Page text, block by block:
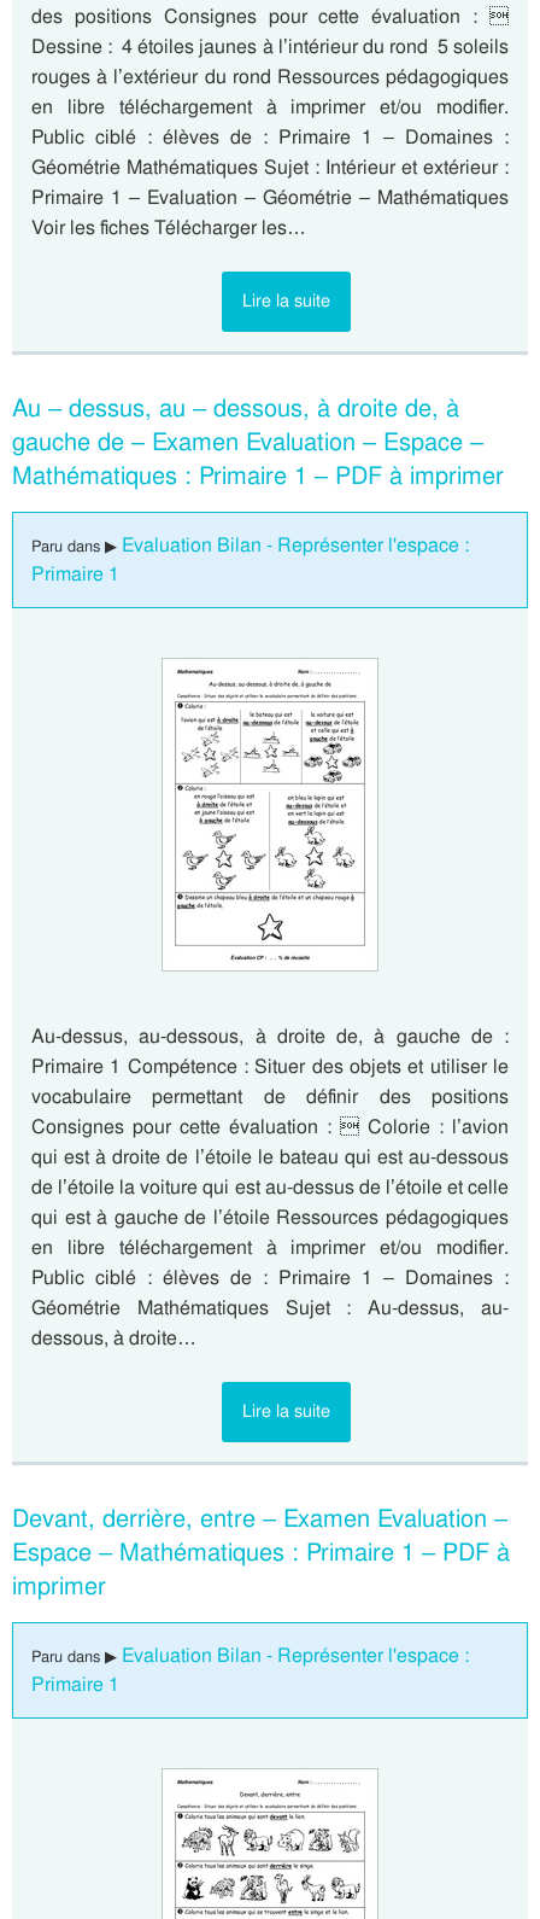
des positions Consignes pour cette évaluation : 
Dessine :  4 étoiles jaunes à l’intérieur du rond  5 soleils
rouges à l’extérieur du rond Ressources pédagogiques
en libre téléchargement à imprimer et/ou modifier.
Public ciblé : élèves de : Primaire 1 – Domaines :
Géométrie Mathématiques Sujet : Intérieur et extérieur :
Primaire 1 – Evaluation – Géométrie – Mathématiques
Voir les fiches Télécharger les…
Lire la suite
Au – dessus, au – dessous, à droite de, à
gauche de – Examen Evaluation – Espace –
Mathématiques : Primaire 1 – PDF à imprimer
Paru dans ▶ Evaluation Bilan - Représenter l'espace :
Primaire 1
Au-dessus, au-dessous, à droite de, à gauche de :
Primaire 1 Compétence : Situer des objets et utiliser le
vocabulaire permettant de définir des positions
Consignes pour cette évaluation :  Colorie : l’avion
qui est à droite de l’étoile le bateau qui est au-dessous
de l’étoile la voiture qui est au-dessus de l’étoile et celle
qui est à gauche de l’étoile Ressources pédagogiques
en libre téléchargement à imprimer et/ou modifier.
Public ciblé : élèves de : Primaire 1 – Domaines :
Géométrie Mathématiques Sujet : Au-dessus, au-
dessous, à droite…
Lire la suite
Devant, derrière, entre – Examen Evaluation –
Espace – Mathématiques : Primaire 1 – PDF à
imprimer
Paru dans ▶ Evaluation Bilan - Représenter l'espace :
Primaire 1